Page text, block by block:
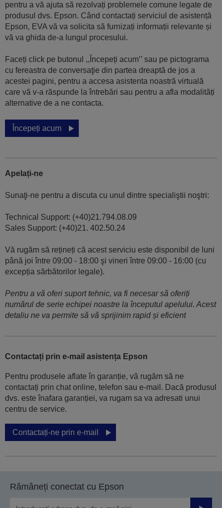
pentru a vă ajuta să rezolvați problemele comune legate de
produsul dvs. Epson. Când contactați serviciul de asistență
Epson, EVA vă va solicita să furnizați informații relevante și
vă va ghida de-a lungul procesului.
Faceți click pe butonul ,,Începeți acum’’ sau pe pictograma
cu fereastra de conversaţie din partea dreaptă de jos a
acestei pagini, pentru a accesa asistenta noastră virtuală
care vă v-a răspunde la întrebări sau pentru a afla modalități
alternative de a ne contacta.
Începeți acum
Apelați-ne
Sunaţi-ne pentru a discuta cu unul dintre specialiştii noştri:
Technical Support: (+40)21.794.08.09
Sales Support: (+40)21. 402.50.24
Vă rugăm să rețineți că acest serviciu este disponibil de luni
până joi între 09:00 - 18:00 şi vineri între 09:00 - 16:00 (cu
excepția sărbătorilor legale).
Pentru a vă oferi suport tehnic, va fi necesar să oferiți
numărul de serie echipei noastre la începutul apelului. Acest
detaliu ne va permite să vă sprijinim rapid și eficient
Contactați prin e-mail asistența Epson
Pentru produsele aflate în garanție, vă rugăm să ne
contactați prin chat online, telefon sau e-mail. Dacă produsul
dvs. este înafara garanției, va rugam sa va adresati unui
centru de service.
Contactați-ne prin e-mail
Rămâneți conectat cu Epson